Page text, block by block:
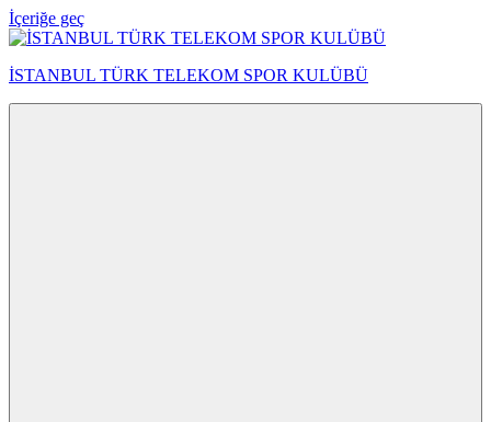
İçeriğe geç
İSTANBUL TÜRK TELEKOM SPOR KULÜBÜ